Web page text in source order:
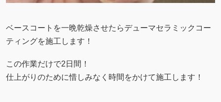
ベースコートを一晩乾燥させたらデューマセラミックコー
ティングを施工します！
この作業だけで2日間！
仕上がりのために惜しみなく時間をかけて施工します！